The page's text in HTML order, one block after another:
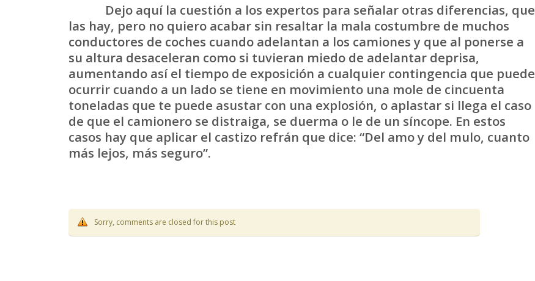
Dejo aquí la cuestión a los expertos para señalar otras diferencias, que
las hay, pero no quiero acabar sin resaltar la mala costumbre de muchos
conductores de coches cuando adelantan a los camiones y que al ponerse a
su altura desaceleran como si tuvieran miedo de adelantar deprisa,
aumentando así el tiempo de exposición a cualquier contingencia que puede
ocurrir cuando a un lado se tiene en movimiento una mole de cincuenta
toneladas que te puede asustar con una explosión, o aplastar si llega el caso
de que el camionero se distraiga, se duerma o le de un síncope. En estos
casos hay que aplicar el castizo refrán que dice: “Del amo y del mulo, cuanto
más lejos, más seguro”.
Sorry, comments are closed for this post